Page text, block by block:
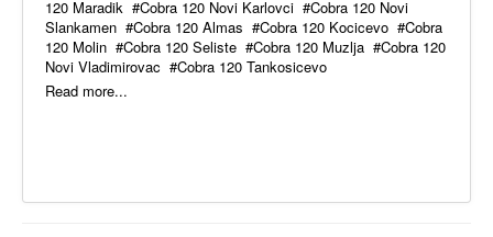
120 Maradik
Cobra 120 Novi Karlovci
Cobra 120 Novi
Slankamen
Cobra 120 Almas Cobra 120 Kocicevo
Cobra
120 Molin
Cobra 120 Seliste Cobra 120 Muzlja
Cobra 120
Novi Vladimirovac
Cobra 120 Tankosicevo
Read more...